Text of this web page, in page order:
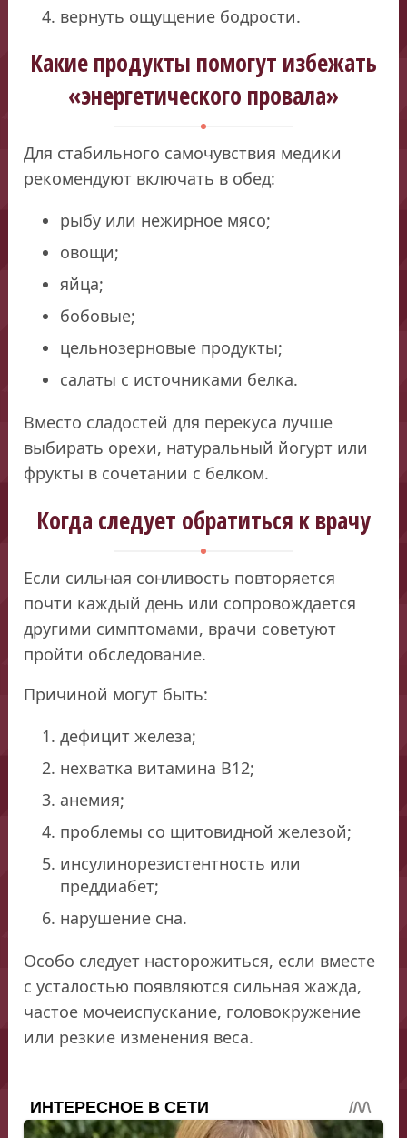
вернуть ощущение бодрости.
Какие продукты помогут избежать
«энергетического провала»
Для стабильного самочувствия медики
рекомендуют включать в обед:
рыбу или нежирное мясо;
овощи;
яйца;
бобовые;
цельнозерновые продукты;
салаты с источниками белка.
Вместо сладостей для перекуса лучше
выбирать орехи, натуральный йогурт или
фрукты в сочетании с белком.
Когда следует обратиться к врачу
Если сильная сонливость повторяется
почти каждый день или сопровождается
другими симптомами, врачи советуют
пройти обследование.
Причиной могут быть:
дефицит железа;
нехватка витамина B12;
анемия;
проблемы со щитовидной железой;
инсулинорезистентность или
преддиабет;
нарушение сна.
Особо следует насторожиться, если вместе
с усталостью появляются сильная жажда,
частое мочеиспускание, головокружение
или резкие изменения веса.